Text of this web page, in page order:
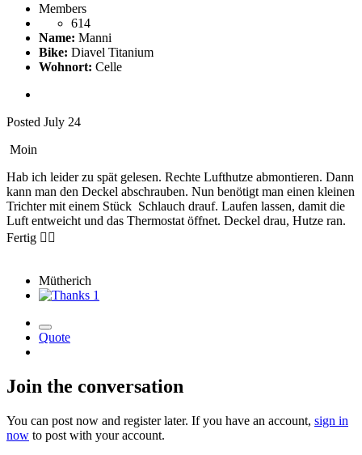
Members
614
Name: Manni
Bike: Diavel Titanium
Wohnort: Celle
Posted July 24
Moin
Hab ich leider zu spät gelesen. Rechte Lufthutze abmontieren. Dann
kann man den Deckel abschrauben. Nun benötigt man einen kleinen
Trichter mit einem Stück Schlauch drauf. Laufen lassen, damit die
Luft entweicht und das Thermostat öffnet. Deckel drau, Hutze ran.
Fertig 👍🏻
Mütherich
1
Quote
Join the conversation
You can post now and register later. If you have an account, sign in
now to post with your account.